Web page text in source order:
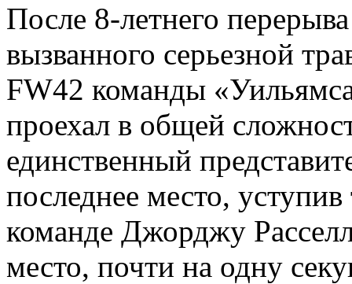
После 8-летнего
вызванного серьезной
FW42 команды
проехал в общей
единственный
последнее место,
команде Джорджу
место, почти на одну